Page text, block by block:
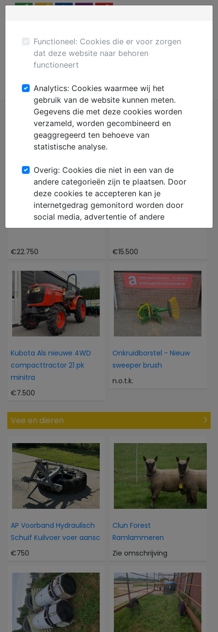
Plaats gratis advertentie
Mechanisatie
€22.750 €15.500
Kubota Als nieuwe 4WD
compacttractor 21 pk
minitra
€7.500
Onkruidborstel - Nieuw
sweeper brush
n.o.t.k.
Vee en dieren
AP Voorband Hydraulisch
Schuif Kuilvoer voer aansc
€750
Clun Forest
Ramlammeren
Zie omschrijving